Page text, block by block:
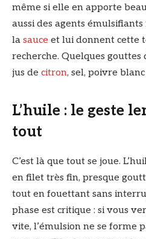
même si elle en apporte
aussi des agents
la sauce et lui donnent cette
recherche. Quelques
jus de citron, sel, poivre
L’huile : le geste
tout
C’est là que tout se joue.
en filet très fin, presque
tout en fouettant sans
phase est critique : si vous
vite, l’émulsion ne se forme